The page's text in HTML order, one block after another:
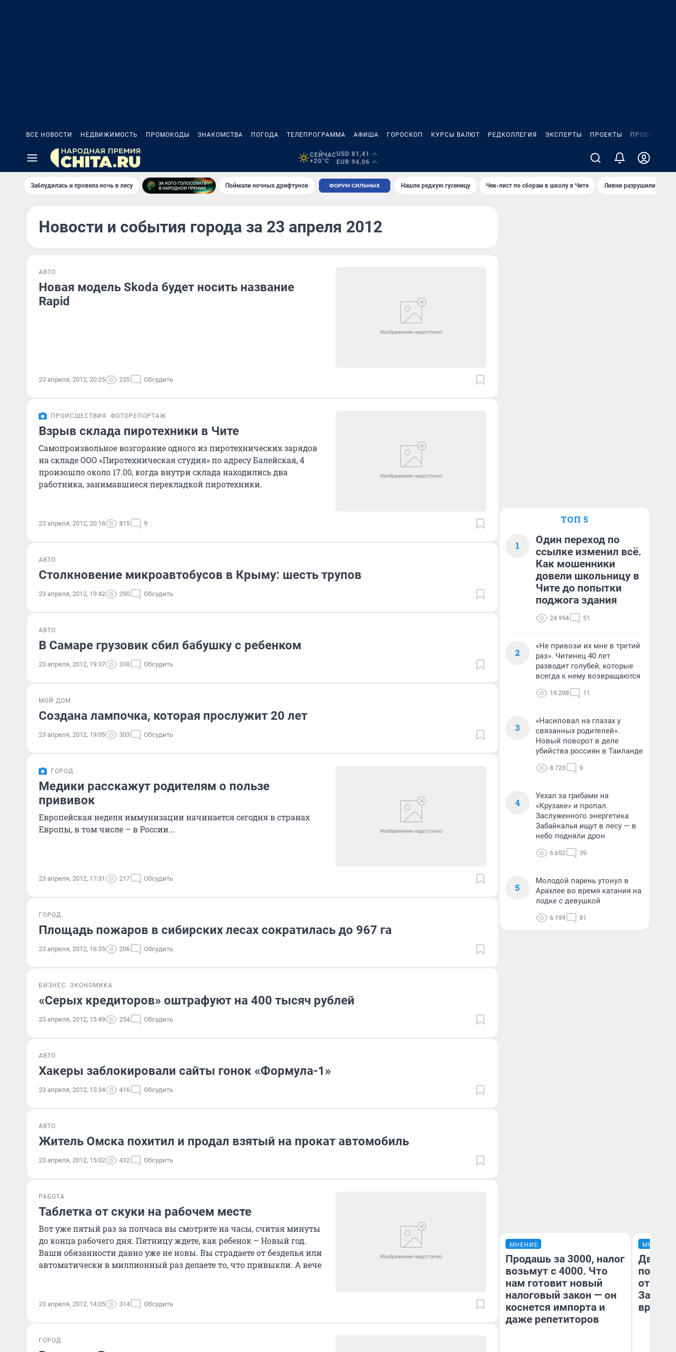
ВСЕ НОВОСТИ НЕДВИЖИМОСТЬ ПРОМОКОДЫ ЗНАКОМСТВА ПОГОДА ТЕЛЕПРОГРАММА АФИША ГОРОСКОП КУРСЫ ВАЛЮТ РЕДКОЛЛЕГИЯ ЭКСПЕРТЫ ПРОЕКТЫ ПРОБКИ
СЕЙЧАС
+20°C
USD 81,41
EUR 94,06
Заблудилась и провела ночь в лесу Поймали ночных дрифтунов Нашли редкую гусеницу Чек-лист по сборам в школу в Чите Ливни разрушили
Новости и события города за 23 апреля 2012
АВТО
Новая модель Skoda будет носить название
Rapid
23 апреля, 2012, 20:25 235 Обсудить
ПРОИСШЕСТВИЯ ФОТОРЕПОРТАЖ
Взрыв склада пиротехники в Чите
Самопроизвольное возгорание одного из пиротехнических зарядов
на складе ООО «Пиротехническая студия» по адресу Балейская, 4
произошло около 17.00, когда внутри склада находились два
работника, занимавшиеся перекладкой пиротехники.
23 апреля, 2012, 20:18 815 9
АВТО
Столкновение микроавтобусов в Крыму: шесть трупов
23 апреля, 2012, 19:42 290 Обсудить
АВТО
В Самаре грузовик сбил бабушку с ребенком
23 апреля, 2012, 19:37 338 Обсудить
МОЙ ДОМ
Создана лампочка, которая прослужит 20 лет
23 апреля, 2012, 19:05 303 Обсудить
ГОРОД
Медики расскажут родителям о пользе
прививок
Европейская неделя иммунизации начинается сегодня в странах
Европы, в том числе – в России...
23 апреля, 2012, 17:31 217 Обсудить
ГОРОД
Площадь пожаров в сибирских лесах сократилась до 967 га
23 апреля, 2012, 16:35 206 Обсудить
БИЗНЕС ЭКОНОМИКА
«Серых кредиторов» оштрафуют на 400 тысяч рублей
23 апреля, 2012, 15:49 254 Обсудить
АВТО
Хакеры заблокировали сайты гонок «Формула-1»
23 апреля, 2012, 15:34 416 Обсудить
АВТО
Житель Омска похитил и продал взятый на прокат автомобиль
23 апреля, 2012, 15:02 432 Обсудить
РАБОТА
Таблетка от скуки на рабочем месте
Вот уже пятый раз за полчаса вы смотрите на часы, считая минуты
до конца рабочего дня. Пятницу ждете, как ребенок – Новый год.
Ваши обязанности давно уже не новы. Вы страдаете от безделья или
автоматически в миллионный раз делаете то, что привыкли. А вече
23 апреля, 2012, 14:05 314 Обсудить
ГОРОД
ТОП 5
1
Один переход по
ссылке изменил всё.
Как мошенники
довели школьницу в
Чите до попытки
поджога здания
24 994 51
2
«Не привози их мне в третий
раз». Читинец 40 лет
разводит голубей, которые
всегда к нему возвращаются
19 298 11
3
«Насиловал на глазах у
связанных родителей».
Новый поворот в деле
убийства россиян в Таиланде
8 723 9
4
Уехал за грибами на
«Крузаке» и пропал.
Заслуженного энергетика
Забайкалья ищут в лесу — в
небо подняли дрон
6 652 39
5
Молодой парень утонул в
Арахлее во время катания на
лодке с девушкой
6 199 81
МНЕНИЕ
Продашь за 3000, налог
возьмут с 4000. Что
нам готовит новый
налоговый закон — он
коснется импорта и
даже репетиторов
МНЕНИЕ
Два
от 100
врачей